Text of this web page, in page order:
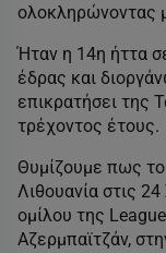
ολοκληρώνοντας
Ήταν η 14η ήττα
έδρας και
επικρατήσει της
τρέχοντος έτους.
Θυμίζουμε πως το
Λιθουανία στις
ομίλου της
Αζερμπαϊτζάν,